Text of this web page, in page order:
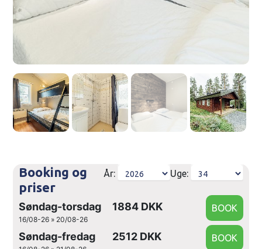
Booking og
priser
År: Uge:
Søndag-torsdag
16/08-26 » 20/08-26
1884 DKK
Søndag-fredag 2512 DKK